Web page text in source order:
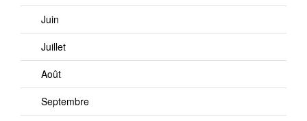
Juin
Juillet
Août
Septembre